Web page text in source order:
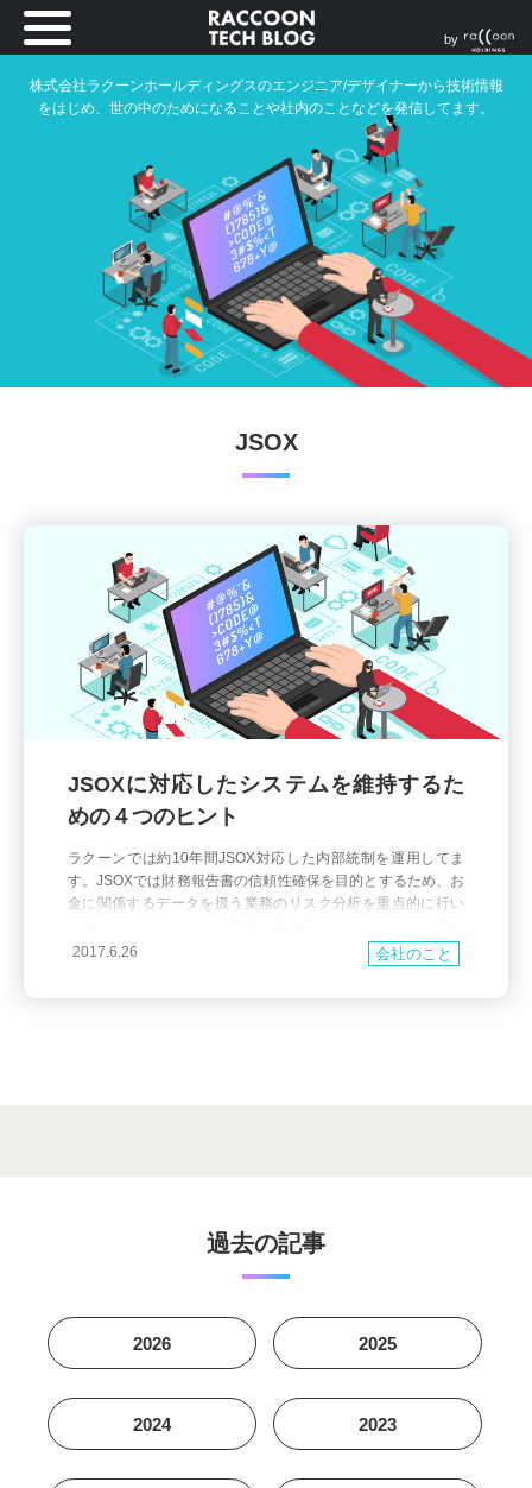
株式会社ラクーンホールディングスのエンジニア/デザイナーから技術情報
をはじめ、世の中のためになることや社内のことなどを発信してます。
by
JSOX
JSOXに対応したシステムを維持するた
めの４つのヒント
ラクーンでは約10年間JSOX対応した内部統制を運用してま
す。JSOXでは財務報告書の信頼性確保を目的とするため、お
金に関係するデータを扱う業務のリスク分析を重点的に行い
開発のシステムが含まれるため、必然的に我々技術戦略部はJ
SOX対応を意識したシステム開発を行っています。また、技
2017.6.26 会社のこと
過去の記事
2026 2025
2024 2023